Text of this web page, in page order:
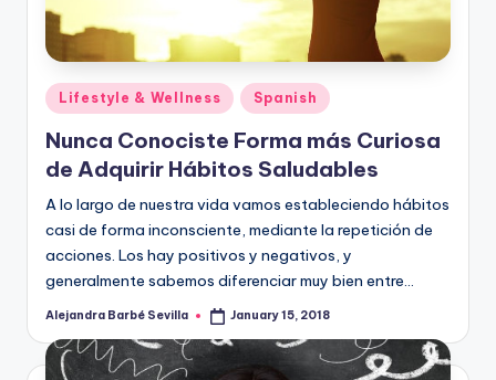
Posted
in
Lifestyle & Wellness Spanish
Nunca Conociste Forma más Curiosa
de Adquirir Hábitos Saludables
A lo largo de nuestra vida vamos estableciendo hábitos
casi de forma inconsciente, mediante la repetición de
acciones. Los hay positivos y negativos, y
generalmente sabemos diferenciar muy bien entre…
Posted
Alejandra Barbé Sevilla January 15, 2018